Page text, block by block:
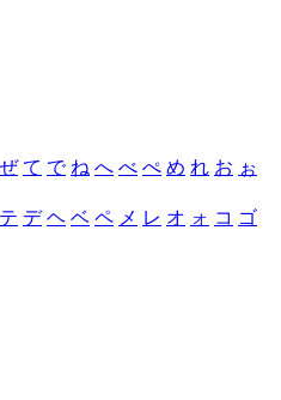
ぜ て で ね へ べ ぺ め れ お ぉ
テ デ ヘ ベ ペ メ レ オ ォ コ ゴ